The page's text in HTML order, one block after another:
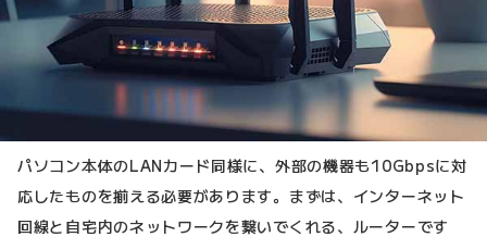
パソコン本体のLANカード同様に、外部の機器も10Gbpsに対
応したものを揃える必要があります。まずは、インターネット
回線と自宅内のネットワークを繋いでくれる、ルーターです